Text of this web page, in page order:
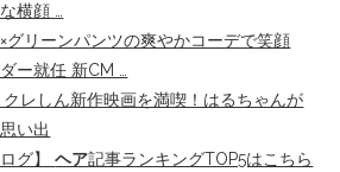
横顔 …
グリーンパンツの爽やかコーデで笑顔
ー就任 新CM …
クレしん新作映画を満喫！はるちゃんが
い出
グ】ヘア記事ランキングTOP5はこちら